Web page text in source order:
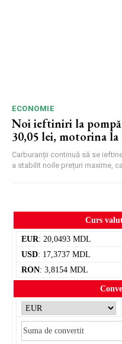
ECONOMIE
Noi ieftiniri la
30,05 lei, motorina la
Carburanții continuă să se
a stabilit noile prețuri maxime,
Curs
EUR: 20,0493 MDL
USD: 17,3737 MDL
RON: 3,8154 MDL